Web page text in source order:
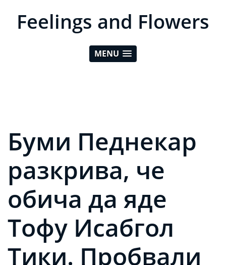
Feelings and Flowers
MENU
Буми Педнекар
разкрива, че
обича да яде
Тофу Исабгол
Тики. Пробвали